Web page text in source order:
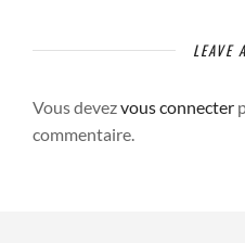
LEAVE
Vous devezvous connecter
commentaire.